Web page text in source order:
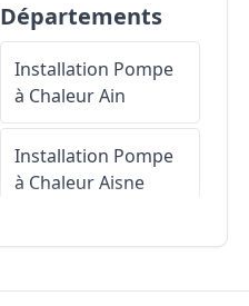
Départements
Installation Pompe
à ChaleurAin
Installation Pompe
à ChaleurAisne
Installation Pompe